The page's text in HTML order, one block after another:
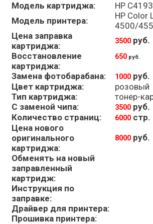
Модель картриджа:
HP
Модель принтера:
HP Color
4500/
Цена заправка
картриджа:
3500руб.
Восстановление
картриджа:
650руб.
Замена фотобарабана: 1000руб.
Цвет картриджа:
розовый
Тип картриджа:
тонер-
С заменой чипа:
3500руб.
Количество страниц:
6000стр.
Цена нового
оригинального
картриджа:
8000руб.
Обменять на новый
заправленный
картридж:
Инструкция по
заправке:
Драйвер для принтера:
Прошивка принтера: